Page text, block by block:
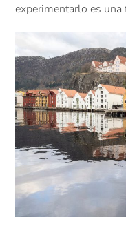
experimentarlo es